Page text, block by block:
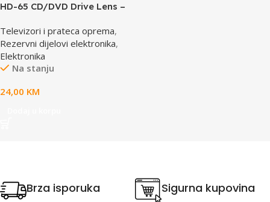
HD-65 CD/DVD Drive Lens –
Televizori i prateca oprema,
Rezervni dijelovi elektronika,
Elektronika
Na stanju
24,00 KM
Brza isporuka Sigurna kupovina